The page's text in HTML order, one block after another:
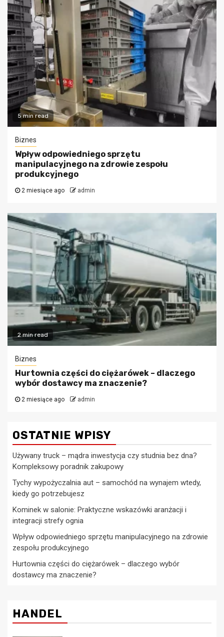
5 min read
Biznes
Wpływ odpowiedniego sprzętu
manipulacyjnego na zdrowie zespołu
produkcyjnego
2 miesiące ago admin
2 min read
Biznes
Hurtownia części do ciężarówek – dlaczego
wybór dostawcy ma znaczenie?
2 miesiące ago admin
OSTATNIE WPISY
Używany truck – mądra inwestycja czy studnia bez dna?
Kompleksowy poradnik zakupowy
Tychy wypożyczalnia aut – samochód na wynajem wtedy,
kiedy go potrzebujesz
Kominek w salonie: Praktyczne wskazówki aranżacji i
integracji strefy ognia
Wpływ odpowiedniego sprzętu manipulacyjnego na zdrowie
zespołu produkcyjnego
Hurtownia części do ciężarówek – dlaczego wybór
dostawcy ma znaczenie?
HANDEL